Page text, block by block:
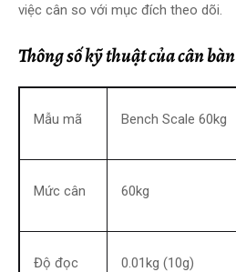
việc cân so với mục đích theo dõi.
Thông số kỹ thuật của cân
Mẫu mã Bench Scale 60kg
Mức cân 60kg
Độ đọc
0.01kg (10g)